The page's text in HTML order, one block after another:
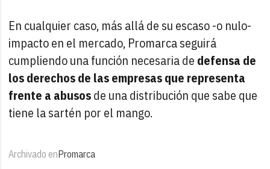
En cualquier caso, más allá de su escaso -o nulo-
impacto en el mercado, Promarca seguirá
cumpliendo una función necesaria de defensa de
los derechos de las empresas que representa
frente a abusosde una distribución que sabe que
tiene la sartén por el mango.
Archivado enPromarca